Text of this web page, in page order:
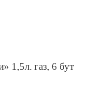
1,5л. газ, 6 бут